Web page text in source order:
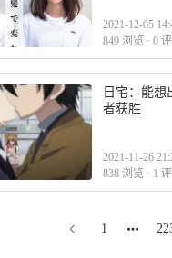
2021-12-05
849 浏览 · 0
日宅：能想
者获胜
2021-11-26
838 浏览 · 1
1